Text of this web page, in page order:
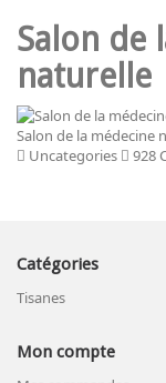
Salon de
naturelle
Salon de la médecine
Uncategories
928
Catégories
Tisanes
Mon compte